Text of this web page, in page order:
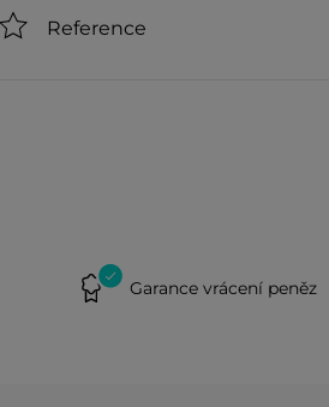
Reference
Garance vrácení peněz